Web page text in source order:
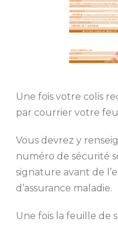
Une fois votre colis
par courrier votre
Vous devrez y
numéro de sécurité
signature avant de
d’assurance maladie.
Une fois la feuille de